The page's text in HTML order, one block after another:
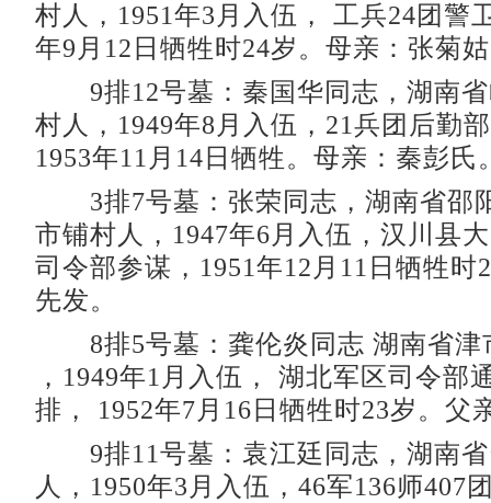
村人，1951年3月入伍， 工兵24团警
年9月12日牺牲时24岁。母亲：张菊
9排12号墓：秦国华同志，湖南省
村人，1949年8月入伍，21兵团后勤
1953年11月14日牺牲。母亲：秦彭氏
3排7号墓：张荣同志，湖南省邵
市铺村人，1947年6月入伍，汉川县
司令部参谋，1951年12月11日牺牲时
先发。
8排5号墓：龚伦炎同志 湖南省津
，1949年1月入伍， 湖北军区司令部
排， 1952年7月16日牺牲时23岁。父
9排11号墓：袁江廷同志，湖南省
人，1950年3月入伍，46军136师407